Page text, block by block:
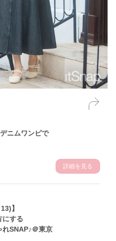
ニムワンピで
詳細を見る
】
にする
れSNAP♪＠東京